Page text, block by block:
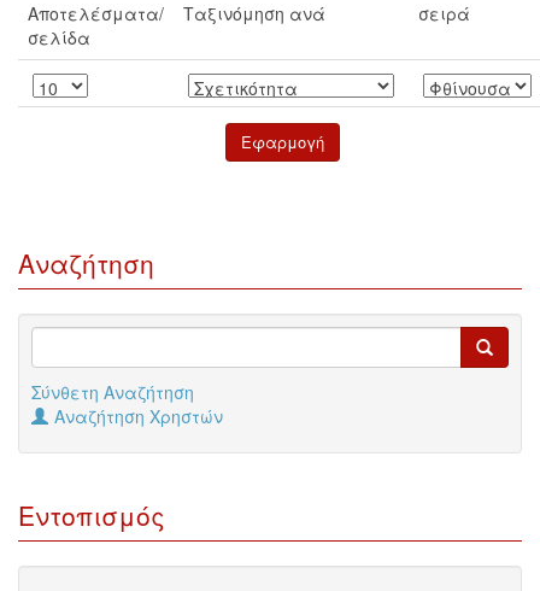
Αποτελέσματα/
σελίδα
Ταξινόμηση ανά σειρά
Αναζήτηση
Σύνθετη Αναζήτηση
Αναζήτηση Χρηστών
Εντοπισμός